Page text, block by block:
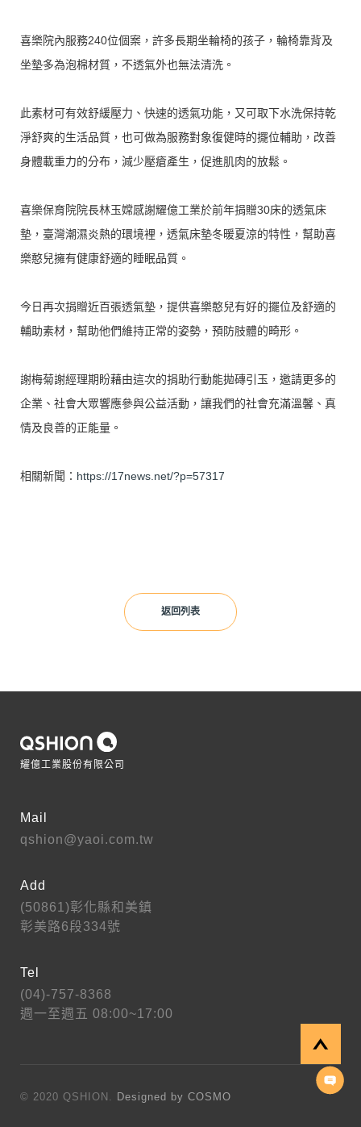
喜樂院內服務240位個案，許多長期坐輪椅的孩子，輪椅靠背及
坐墊多為泡棉材質，不透氣外也無法清洗。
此素材可有效舒緩壓力、快速的透氣功能，又可取下水洗保持乾
淨舒爽的生活品質，也可做為服務對象復健時的擺位輔助，改善
身體載重力的分布，減少壓瘡產生，促進肌肉的放鬆。
喜樂保育院院長林玉嫦感謝耀億工業於前年捐贈30床的透氣床
墊，臺灣潮濕炎熱的環境裡，透氣床墊冬暖夏涼的特性，幫助喜
樂憨兒擁有健康舒適的睡眠品質。
今日再次捐贈近百張透氣墊，提供喜樂憨兒有好的擺位及舒適的
輔助素材，幫助他們維持正常的姿勢，預防肢體的畸形。
謝梅菊謝經理期盼藉由這次的捐助行動能拋磚引玉，邀請更多的
企業、社會大眾響應參與公益活動，讓我們的社會充滿溫馨、真
情及良善的正能量。
相關新聞： https://17news.net/?p=57317
返回列表
耀億工業股份有限公司
Mail
qshion@yaoi.com.tw
Add
(50861)彰化縣和美鎮
彰美路6段334號
Tel
(04)-757-8368
週一至週五 08:00~17:00
© 2020 QSHION. Designed by COSMO